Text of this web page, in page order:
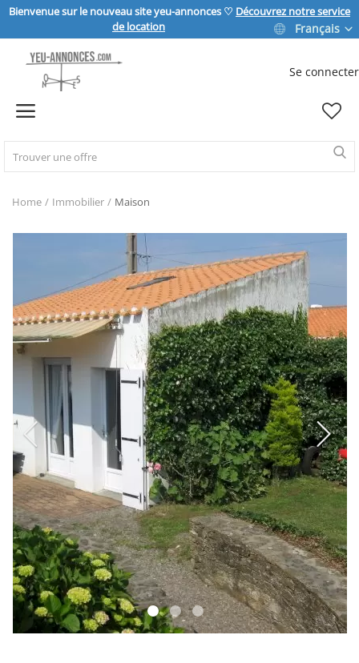
Bienvenue sur le nouveau site yeu-annonces ♡ Découvrez notre service
de location
Français
Se connecter
Home
IMMOBILIER
SPORT & LOISIRS
VÉHICULE
SERVICE
ÉVÉNEMENT
BILLET & COVOIT'
Français
Home Immobilier Maison